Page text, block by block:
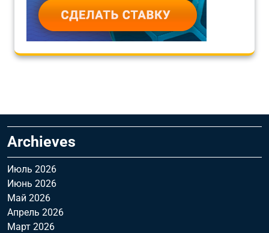
Archieves
Июль 2026
Июнь 2026
Май 2026
Апрель 2026
Март 2026